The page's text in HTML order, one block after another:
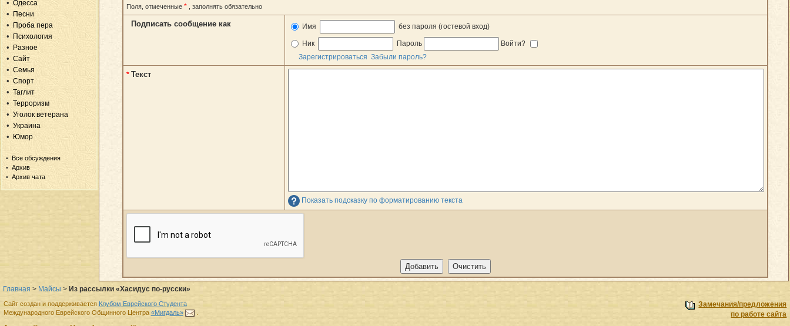
Одесса
Песни
Проба пера
Психология
Разное
Сайт
Семья
Спорт
Таглит
Терроризм
Уголок ветерана
Украина
Юмор
Все обсуждения
Архив
Архив чата
Поля, отмеченные * , заполнять обязательно
Подписать сообщение как Имя без пароля (гостевой вход)
Ник Пароль
Войти?
Зарегистрироваться Забыли пароль?
* Текст
Показать подсказку по форматированию текста
Главная > Майсы > Из рассылки «Хасидус по-русски»
Замечания/предложения
по работе сайта
Сайт создан и поддерживается Клубом Еврейского Студента
Международного Еврейского Общинного Центра «Мигдаль»